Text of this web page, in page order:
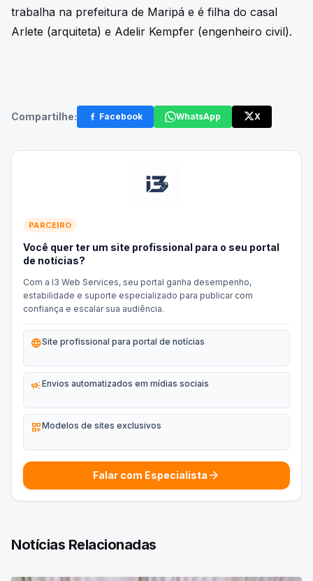
trabalha na prefeitura de Maripá e é filha do casal
Arlete (arquiteta) e Adelir Kempfer (engenheiro civil).
Compartilhe: Facebook WhatsApp X
PARCEIRO
Você quer ter um site profissional para o seu portal
de notícias?
Com a I3 Web Services, seu portal ganha desempenho,
estabilidade e suporte especializado para publicar com
confiança e escalar sua audiência.
languageSite profissional para portal de notícias
campaignEnvios automatizados em mídias sociais
dashboard_customizeModelos de sites exclusivos
Falar com Especialista arrow_forward
Notícias Relacionadas